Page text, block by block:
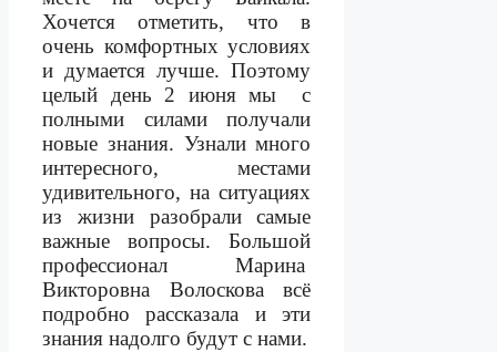
Хочется отметить, что в
очень комфортных условиях
и думается лучше. Поэтому
целый день 2 июня мы
с
полными силами получали
новые знания. Узнали много
интересного, местами
удивительного, на ситуациях
из жизни разобрали самые
важные вопросы. Большой
профессионал Марина
Викторовна
Волоскова
всё
подробно рассказала и эти
знания надолго будут с нами.